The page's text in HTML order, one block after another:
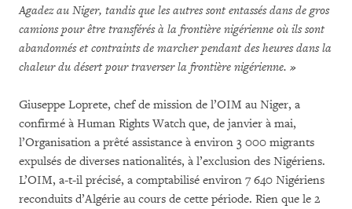
Agadez au Niger, tandis que les autres sont entassés dans de gros
camions pour être transférés à la frontière nigérienne où ils sont
abandonnés et contraints de marcher pendant des heures dans la
chaleur du désert pour traverser la frontière nigérienne. »
Giuseppe Loprete, chef de mission de l’OIM au Niger, a
confirmé à Human Rights Watch que, de janvier à mai,
l’Organisation a prêté assistance à environ 3 000 migrants
expulsés de diverses nationalités, à l’exclusion des Nigériens.
L’OIM, a-t-il précisé, a comptabilisé environ 7 640 Nigériens
reconduits d’Algérie au cours de cette période. Rien que le 2